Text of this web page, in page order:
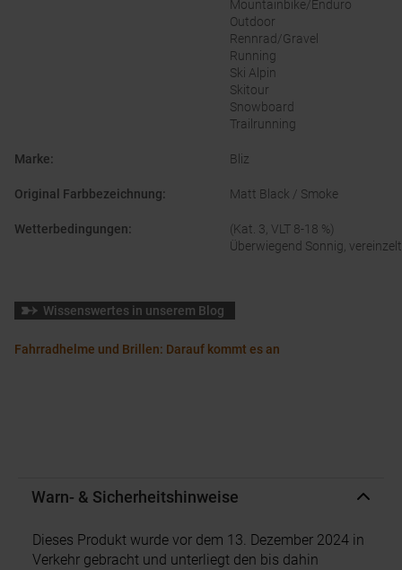
Mountainbike/Enduro
Outdoor
Rennrad/Gravel
Running
Ski Alpin
Skitour
Snowboard
Trailrunning
Marke: Bliz
Original Farbbezeichnung: Matt Black / Smoke
Wetterbedingungen:
(Kat. 3, VLT 8-18 %)
Überwiegend Sonnig,
Wissenswertes in unserem Blog
Fahrradhelme und Brillen: Darauf kommt es an
Warn- & Sicherheitshinweise
Dieses Produkt wurde vor dem 13. Dezember 2024 in
Verkehr gebracht und unterliegt den bis dahin